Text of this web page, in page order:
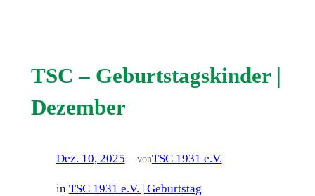
TSC – Geburtstagskinder |
Dezember
Dez. 10, 2025—vonTSC 1931 e.V.
in TSC 1931 e.V. | Geburtstag